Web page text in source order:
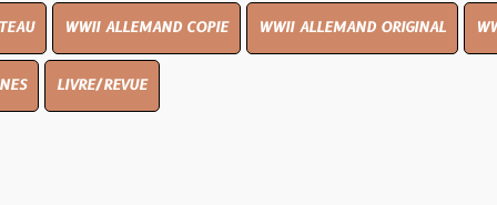
ALLEMAND COPIE WWII ALLEMAND ORIGINAL WWII UK